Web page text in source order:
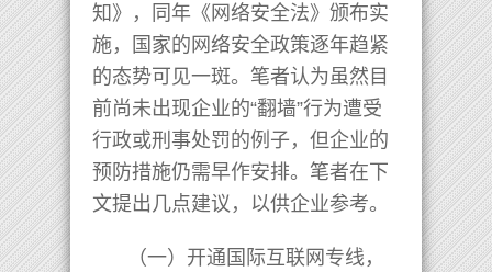
知》，同年《网络安全法》颁布实
施，国家的网络安全政策逐年趋紧
的态势可见一斑。笔者认为虽然目
前尚未出现企业的“翻墙”行为遭受
行政或刑事处罚的例子，但企业的
预防措施仍需早作安排。笔者在下
文提出几点建议，以供企业参考。
（一）开通国际互联网专线，